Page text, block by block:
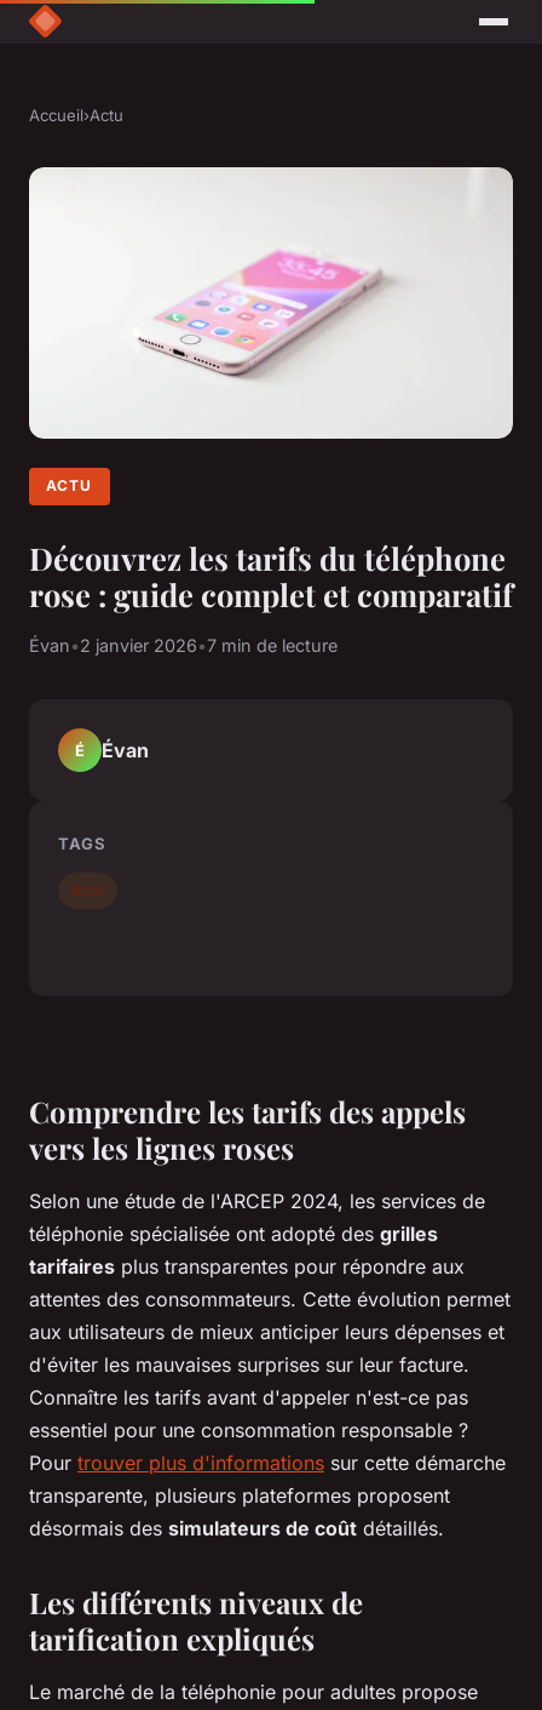
Accueil›Actu
ACTU
Découvrez les tarifs du téléphone
rose : guide complet et comparatif
Évan•2 janvier 2026•7 min de lecture
Comprendre les tarifs des appels
vers les lignes roses
Selon une étude de l'ARCEP 2024, les services de
téléphonie spécialisée ont adopté des grilles
tarifaires plus transparentes pour répondre aux
attentes des consommateurs. Cette évolution permet
aux utilisateurs de mieux anticiper leurs dépenses et
d'éviter les mauvaises surprises sur leur facture.
Connaître les tarifs avant d'appeler n'est-ce pas
essentiel pour une consommation responsable ?
Pour trouver plus d'informations sur cette démarche
transparente, plusieurs plateformes proposent
désormais des simulateurs de coût détaillés.
Les différents niveaux de
tarification expliqués
Le marché de la téléphonie pour adultes propose
É Évan
TAGS
Actu